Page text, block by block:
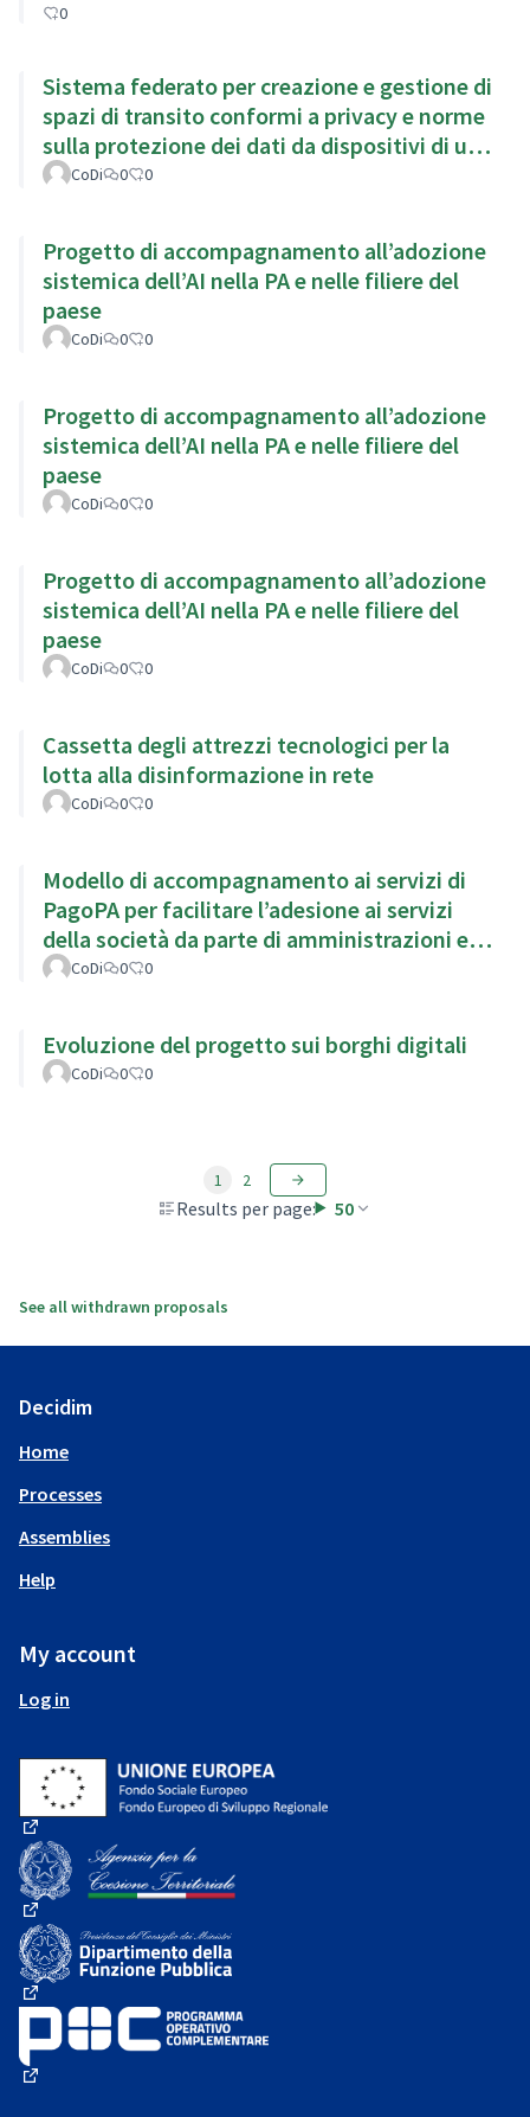
0
Sistema federato per creazione e gestione di
spazi di transito conformi a privacy e norme
sulla protezione dei dati da dispositivi di uso
personale
CoDi 0 0
Progetto di accompagnamento all’adozione
sistemica dell’AI nella PA e nelle filiere del
paese
CoDi 0 0
Progetto di accompagnamento all’adozione
sistemica dell’AI nella PA e nelle filiere del
paese
CoDi 0 0
Progetto di accompagnamento all’adozione
sistemica dell’AI nella PA e nelle filiere del
paese
CoDi 0 0
Cassetta degli attrezzi tecnologici per la
lotta alla disinformazione in rete
CoDi 0 0
Modello di accompagnamento ai servizi di
PagoPA per facilitare l’adesione ai servizi
della società da parte di amministrazioni ed
enti locali
CoDi 0 0
Evoluzione del progetto sui borghi digitali
CoDi 0 0
Results per page: 50
1 2
See all withdrawn proposals
Decidim
Home
Processes
Assemblies
Help
My account
Log in
(External link)
(External link)
(External link)